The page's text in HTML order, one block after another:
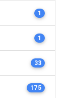
1
1
33
175